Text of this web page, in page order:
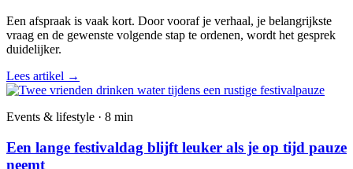
Een afspraak is vaak kort. Door vooraf je verhaal, je belangrijkste
vraag en de gewenste volgende stap te ordenen, wordt het gesprek
duidelijker.
Lees artikel →
Events & lifestyle · 8 min
Een lange festivaldag blijft leuker als je op tijd pauze
neemt